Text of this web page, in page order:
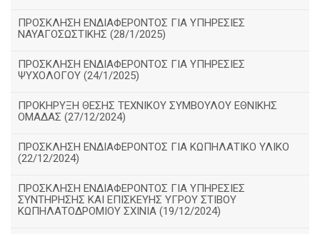
ΠΡΟΣΚΛΗΣΗ ΕΝΔΙΑΦΕΡΟΝΤΟΣ ΓΙΑ ΥΠΗΡΕΣΙΕΣ
ΝΑΥΑΓΟΣΩΣΤΙΚΗΣ (28/1/2025)
ΠΡΟΣΚΛΗΣΗ ΕΝΔΙΑΦΕΡΟΝΤΟΣ ΓΙΑ ΥΠΗΡΕΣΙΕΣ
ΨΥΧΟΛΟΓΟΥ (24/1/2025)
ΠΡΟΚΗΡΥΞΗ ΘΕΣΗΣ ΤΕΧΝΙΚΟΥ ΣΥΜΒΟΥΛΟΥ ΕΘΝΙΚΗΣ
ΟΜΑΔΑΣ (27/12/2024)
ΠΡΟΣΚΛΗΣΗ ΕΝΔΙΑΦΕΡΟΝΤΟΣ ΓΙΑ ΚΩΠΗΛΑΤΙΚΟ ΥΛΙΚΟ
(22/12/2024)
ΠΡΟΣΚΛΗΣΗ ΕΝΔΙΑΦΕΡΟΝΤΟΣ ΓΙΑ ΥΠΗΡΕΣΙΕΣ
ΣΥΝΤΗΡΗΣΗΣ ΚΑΙ ΕΠΙΣΚΕΥΗΣ ΥΓΡΟΥ ΣΤΙΒΟΥ
ΚΩΠΗΛΑΤΟΔΡΟΜΙΟΥ ΣΧΙΝΙΑ (19/12/2024)